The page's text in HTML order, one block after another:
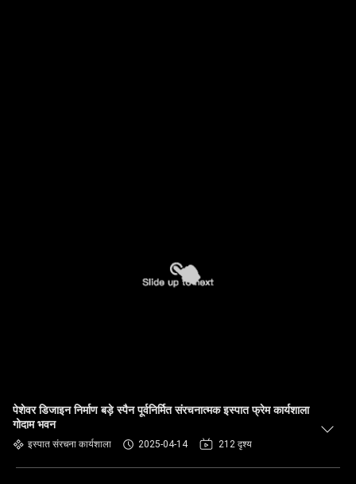
पेशेवर डिजाइन निर्माण बड़े स्पैन पूर्वनिर्मित संरचनात्मक इस्पात फ्रेम कार्यशाला
गोदाम भवन
इस्पात संरचना कार्यशाला 2025-04-14 212 दृश्य